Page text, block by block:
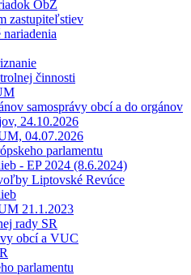
ObZ
zastupiteľstiev
nariadenia
činnosti
samosprávy obcí a do orgánov
24.10.2026
04.07.2026
parlamentu
- EP 2024 (8.6.2024)
Liptovské Revúce
21.1.2023
rady SR
obcí a VUC
parlamentu